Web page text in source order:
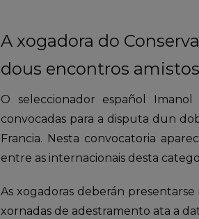
A xogadora do
dous encontros
O seleccionador español
convocadas para a disputa dun
Francia. Nesta convocatoria
entre as internacionais desta
As xogadoras deberán
xornadas de adestramento ata a